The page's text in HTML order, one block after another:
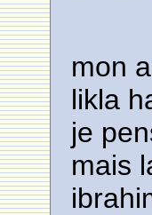
mon
likla
je
mais